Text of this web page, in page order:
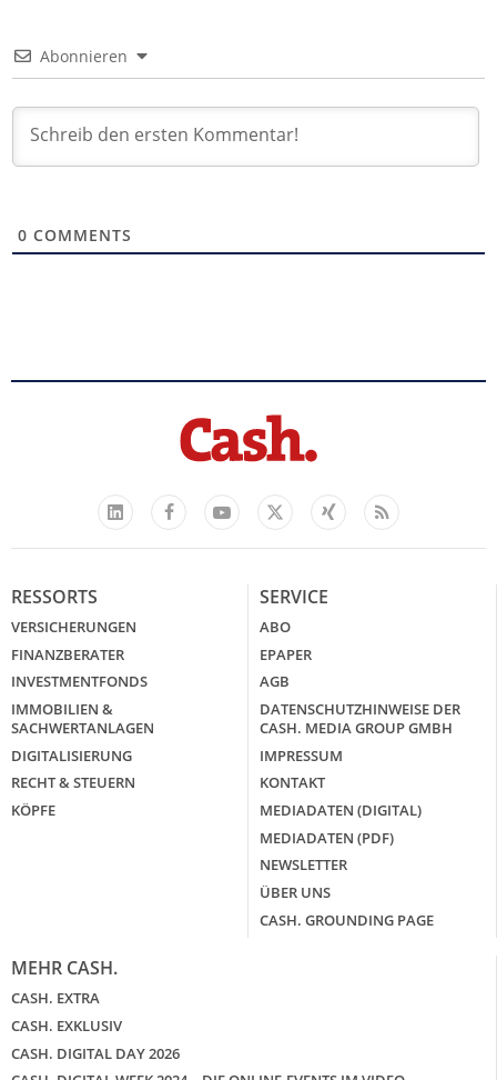
Abonnieren
0 COMMENTS
LinkedIn
FacebookYouTube
X
Xing Feed
RESSORTS
VERSICHERUNGEN
FINANZBERATER
INVESTMENTFONDS
IMMOBILIEN &
SACHWERTANLAGEN
DIGITALISIERUNG
RECHT & STEUERN
KÖPFE
SERVICE
ABO
EPAPER
AGB
DATENSCHUTZHINWEISE DER
CASH. MEDIA GROUP GMBH
IMPRESSUM
KONTAKT
MEDIADATEN (DIGITAL)
MEDIADATEN (PDF)
NEWSLETTER
ÜBER UNS
CASH. GROUNDING PAGE
MEHR CASH.
CASH. EXTRA
CASH. EXKLUSIV
CASH. DIGITAL DAY 2026